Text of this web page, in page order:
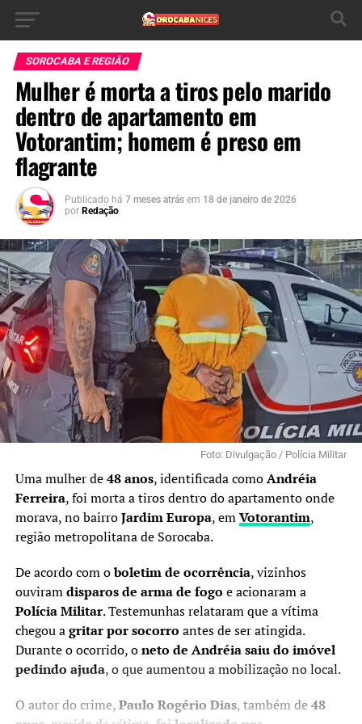
SOROCABA E REGIÃO
Mulher é morta a tiros pelo marido
dentro de apartamento em
Votorantim; homem é preso em
flagrante
Publicado há 7 meses atrás em 18 de janeiro de 2026
por Redação
Foto: Divulgação / Polícia Militar
Uma mulher de48 anos, identificada comoAndréia
Ferreira, foi morta a tiros dentro do apartamento onde
morava, no bairroJardim Europa, emVotorantim,
região metropolitana de Sorocaba.
De acordo com oboletim de ocorrência, vizinhos
ouviramdisparos de arma de fogo e acionaram a
Polícia Militar. Testemunhas relataram que a vítima
chegou agritar por socorro antes de ser atingida.
Durante o ocorrido, oneto de Andréia saiu do imóvel
pedindo ajuda, o que aumentou a mobilização no local.
O autor do crime,Paulo Rogério Dias, também de48